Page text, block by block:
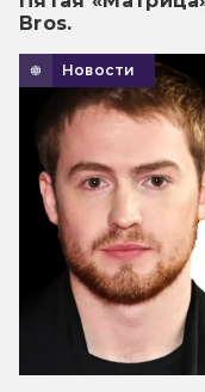
Bros.
Новости